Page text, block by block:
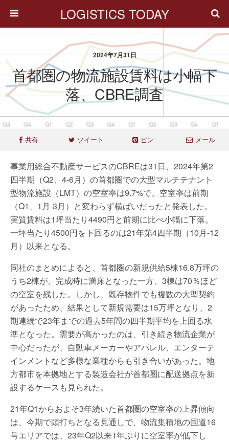
LOGISTICS TODAY
2024年7月31日
首都圏の物流施設賃料は小幅下
落、CBRE調査
共有 ツイート ピン メール
事業用総合不動産サービスのCBREは31日、2024年第2
四半期（Q2、4-6月）の首都圏での大型マルチテナント
型物流施設（LMT）の空室率は9.7%で、空室率は前期
（Q1、1月-3月）と変わらず横ばいだったと発表した。
実質賃料は1坪当たり4490円と前期に比べ小幅に下落。
一坪当たり4500円を下回るのは21年第4四半期（10月-12
月）以来となる。
同社のまとめによると、首都圏の新規供給5棟16.8万坪の
うち2棟が、完成時に満床となった一方、3棟は70％ほど
の空室を残した。しかし、既存物件でも複数の大型契約
があったため、結果として新規需要は15万坪となり、2
期連続で23年までの過去5年間の四半期平均を上回る水
準となった。需要が高かったのは、引き続き物流企業が
中心だったが、自動車メーカーやアパレル、エンターテ
インメントなど多様な業種からも引き合いがあった。地
方都市を本拠地とする製造会社が首都圏に配送拠点を新
設するケースも見られた。
21年Q1からおよそ3年続いた首都圏の空室率の上昇傾向
は、今期で頭打ちとなる見通しで、物流集積地の国道16
号エリアでは、23年Q2以来1年ぶりに空室率が低下し